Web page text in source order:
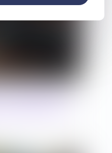
: les magistrats
sans